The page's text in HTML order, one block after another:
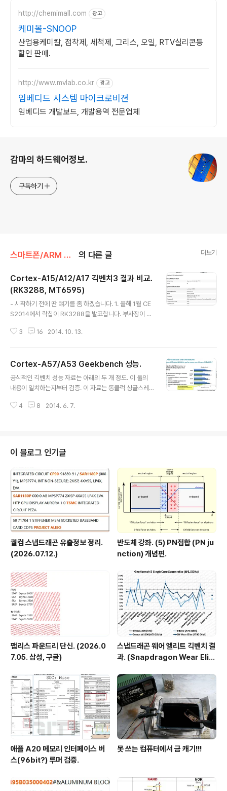
http://chemimall.com 광고
케미몰-SNOOP
산업용케미칼, 접착제, 세척제, 그리스, 오일, RTV실리콘등
할인 판매.
http://www.mvlab.co.kr 광고
임베디드 시스템 마이크로비젼
임베디드 개발보드, 개발용역 전문업체
감마의 하드웨어정보.
구독하기
스마트폰/ARM Holdings 의 다른 글 더보기
Cortex-A15/A12/A17 긱벤치3 결과 비교.
(RK3288, MT6595)
- 시작하기 전에 딴 얘기를 좀 하겠습니다. 1. 올해 1월 CE
S2014에서 락칩이 RK3288을 발표합니다. 부사장이 발
rtex-A17은 발표되지 않은 시점이었습니다. Cortex-A1
다. (링크 : RK3288로 보는 Mali-T760 성능 추정.) 2.
그리고 한달 후, ARM에서 Cortex-A17을 공식 발표합니
다. 락칩 부사장이 재평가되는 순간. 3. http://communit
0/arm-cortex-a17-cortex-a12-processor-up..
3 16 2014. 10. 13.
Cortex-A57/A53 Geekbench 성능.
공식적인 긱벤치 성능 자료는 아래의 두 개 정도. 이 둘의
내용이 일치하는지부터 검증. 이 자료는 동클럭 싱글스레
고, Geekbench v3.1 Integer Floating Point Memo
ekbench v3.1 Integer Floating Point Memory Ov
erall A57 32bit 1 1 1 1 A57 64bit 1.33 1.12 1.12 1.2
0 A53 64bit 0.7..
4 8 2014. 6. 7.
이 블로그 인기글
퀄컴 스냅드래곤 유출정보 정리.
(2026.07.12.)
반도체 강좌. (5) PN접합 (PN ju
nction) 개념편.
팹리스 파운드리 단신. (2026.0
7.05. 삼성, 구글)
스냅드래곤 웨어 엘리트 긱벤치 결
과. (Snapdragon Wear Elit
애플 A20 메모리 인터페이스 버
스(96bit?) 루머 검증.
못 쓰는 컴퓨터에서 금 캐기!!!